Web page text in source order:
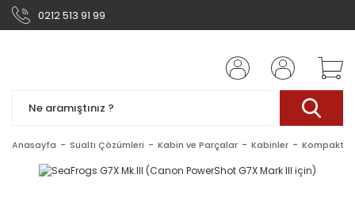
0212 513 91 99
Anasayfa Sualtı Çözümleri Kabin ve Parçalar Kabinler Kompakt